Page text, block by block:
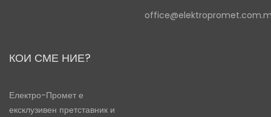
КОИ СМЕ НИЕ?
Електро-Промет е
ексклузивен претставник и